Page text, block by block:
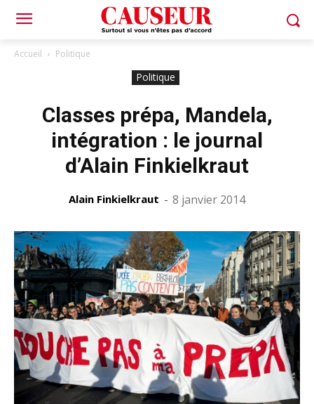
Accueil Politique
Politique
Classes prépa, Mandela,
intégration : le journal
d’Alain Finkielkraut
Alain Finkielkraut - 8 janvier 2014